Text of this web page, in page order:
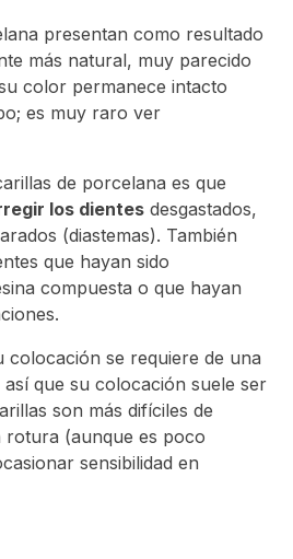
presentan como resultado
más natural, muy parecido
color permanece intacto
es muy raro ver
de porcelana es que
los dientes desgastados,
(diastemas). También
que hayan sido
compuesta o que hayan
colocación se requiere de una
así que su colocación suele ser
son más difíciles de
rotura (aunque es poco
sensibilidad en